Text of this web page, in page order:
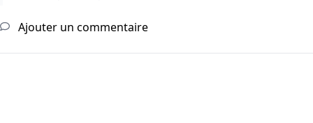
Ajouter un commentaire